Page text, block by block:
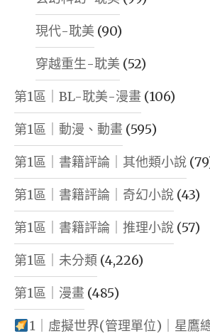
現代-耽美 (90)
穿越重生-耽美 (52)
第1區｜BL-耽美-漫畫 (106)
第1區｜動漫、動畫 (595)
第1區｜書籍評論｜其他類小說
第1區｜書籍評論｜奇幻小說 (43)
第1區｜書籍評論｜推理小說 (57)
第1區｜未分類 (4,226)
第1區｜漫畫 (485)
1｜虛擬世界(管理單位)｜星鷹